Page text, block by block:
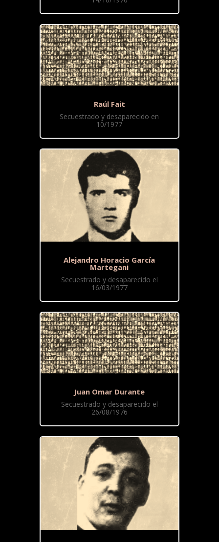
Raúl Fait
Secuestrado y desaparecido en
10/1977
Alejandro Horacio García
Martegani
Secuestrado y desaparecido el
16/03/1977
Juan Omar Durante
Secuestrado y desaparecido el
26/08/1976